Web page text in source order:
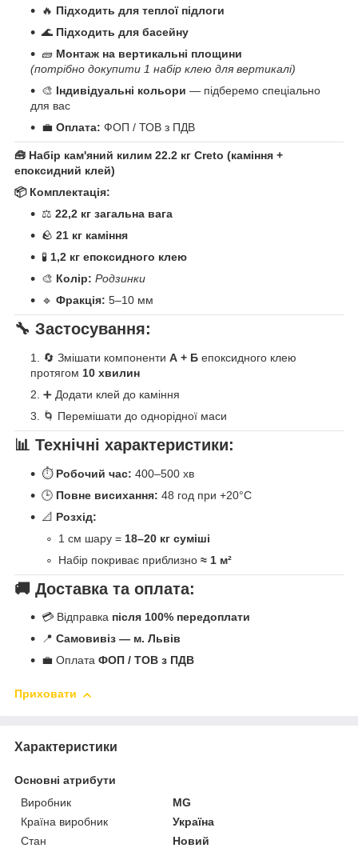
🔥 Підходить для теплої підлоги
🌊 Підходить для басейну
🧱 Монтаж на вертикальні площини
(потрібно докупити 1 набір клею для вертикалі)
🎨 Індивідуальні кольори — підберемо спеціально
для вас
💼 Оплата: ФОП / ТОВ з ПДВ
🧰 Набір кам'яний килим 22.2 кг Creto (каміння +
епоксидний клей)
📦 Комплектація:
⚖️ 22,2 кг загальна вага
🪨 21 кг каміння
🧪 1,2 кг епоксидного клею
🎨 Колір: Родзинки
🔹 Фракція: 5–10 мм
🔧 Застосування:
🔄 Змішати компоненти А + Б епоксидного клею
протягом 10 хвилин
➕ Додати клей до каміння
🌀 Перемішати до однорідної маси
📊 Технічні характеристики:
⏱ Робочий час: 400–500 хв
🕒 Повне висихання: 48 год при +20°C
📐 Розхід:
1 см шару = 18–20 кг суміші
Набір покриває приблизно ≈ 1 м²
🚚 Доставка та оплата:
💳 Відправка після 100% передоплати
📍 Самовивіз — м. Львів
💼 Оплата ФОП / ТОВ з ПДВ
Приховати
Характеристики
Основні атрибути
Виробник
MG
Країна виробник
Україна
Стан
Новий